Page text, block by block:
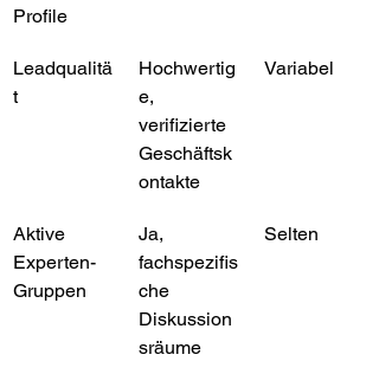
Profile
Leadqualitä
t
Hochwertig
e,
verifizierte
Geschäftsk
ontakte
Variabel
Aktive
Experten-
Gruppen
Ja,
fachspezifis
che
Diskussion
sräume
Selten